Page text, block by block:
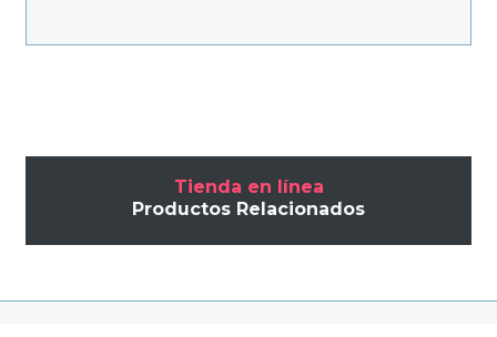
Tienda en línea
Productos Relacionados